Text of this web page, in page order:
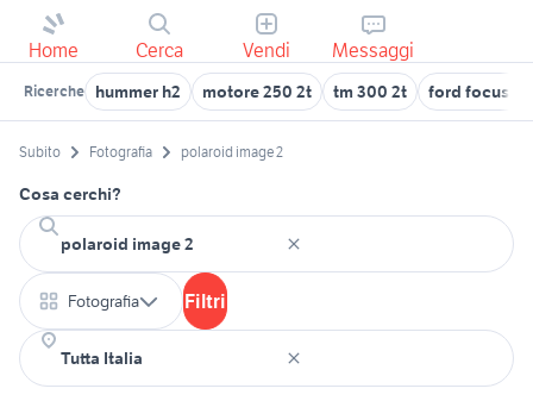
Home Cerca Vendi Messaggi
Ricerche hummer h2 motore 250 2t tm 300 2t ford focus st
Subito Fotografia polaroid image 2
Cosa cerchi?
Fotografia Filtri